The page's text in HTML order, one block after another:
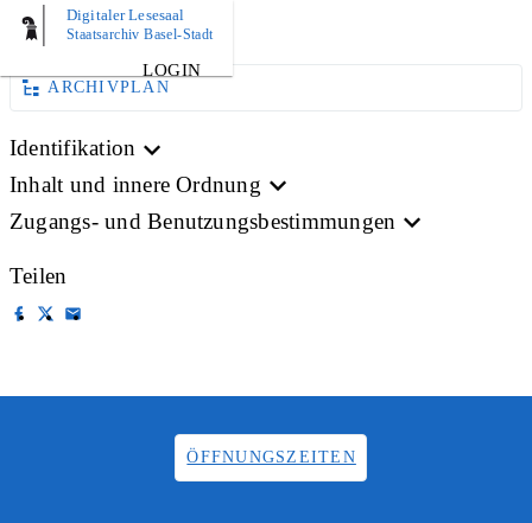
Digitaler Lesesaal
Staatsarchiv Basel-Stadt
LOGIN
PLAN
ARCHIVPLAN
Identifikation
Inhalt und innere Ordnung
Zugangs- und Benutzungsbestimmungen
Teilen
ÖFFNUNGSZEITEN